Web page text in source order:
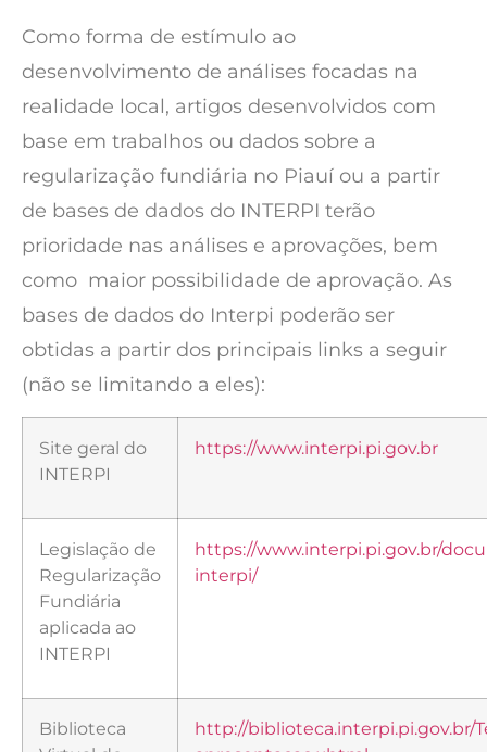
Como forma de estímulo ao
desenvolvimento de análises focadas na
realidade local, artigos desenvolvidos com
base em trabalhos ou dados sobre a
regularização fundiária no Piauí ou a partir
de bases de dados do INTERPI terão
prioridade nas análises e aprovações, bem
como maior possibilidade de aprovação. As
bases de dados do Interpi poderão ser
obtidas a partir dos principais links a seguir
(não se limitando a eles):
Site geral do
INTERPI
https://www.interpi.pi.gov.br
Legislação de
Regularização
Fundiária
aplicada ao
INTERPI
https://www.interpi.pi.gov.br/
interpi/
Biblioteca
http://biblioteca.interpi.pi.gov.br/